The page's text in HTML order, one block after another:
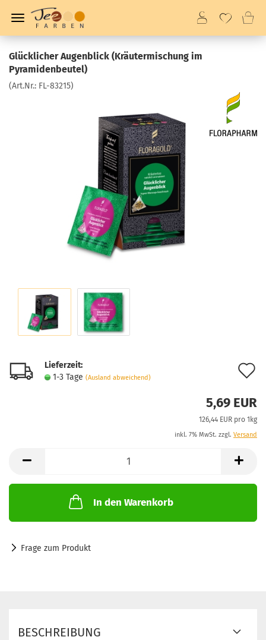
Glücklicher Augenblick (Kräutermischung im
Pyramidenbeutel)
(Art.Nr.: FL-83215)
Lieferzeit:
1-3 Tage (Ausland abweichend)
5,69 EUR
126,44 EUR pro 1kg
inkl. 7% MwSt. zzgl. Versand
In den Warenkorb
Frage zum Produkt
BESCHREIBUNG